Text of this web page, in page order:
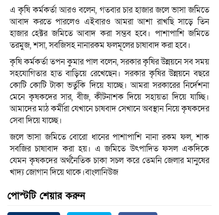
এ কৃষি কর্মকর্তা আরও বলেন, গতবার চার হাজার জলে ভাসা জমিতে
আবাদ করতে পারলেও এইবারও আমরা আশা রাখছি সাড়ে তিন
হাজার হেক্টর জমিতে আবাদ করা সম্ভব হবে। পাশাপাশি জমিতে
তরমুজ, শসা, সবজিসহ নানারকম ফলমূলের চাষাবাদ করা হবে।
কৃষি কর্মকর্তা তপন কুমার পাল বলেন, সরকার কৃষির উন্নয়নে সব সময়
সহযোগিতার হাত বাড়িয়ে রেখেছেন। সরকার কৃষির উন্নয়নে বছরে
কোটি কোটি টাকা ভর্তুকি দিয়ে যাচ্ছে। আমরা সরকারের নির্দেশনা
মেনে কৃষকদের সার, বীজ, কীটনাশক দিয়ে সহায়তা দিয়ে যাচ্ছি।
আমাদের মাঠ কর্মীরা যেখানে চাষবাদ সেখানে অবস্থান নিয়ে কৃষকদের
সেবা দিয়ে যাচ্ছে।
জলে ভাসা জমিতে বোরো ধানের পাশাপাশি নানা রকম ফল, শাক
সবজির চাষাবাদ করা হয়। এ জমিতে উৎপাদিত ফসল একদিকে
যেমন কৃষকদের অর্থনৈতিক চাকা সচল করে তেমনি জেলার মানুষের
খাদ্য জোগান দিয়ে থাকে।বাংলানিউজ
পোস্টটি শেয়ার করুন